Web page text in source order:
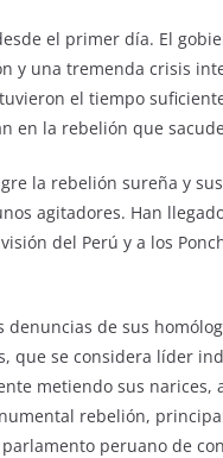
el primer día. El
y una tremenda crisis
el tiempo
en la rebelión que
la rebelión sureña y
agitadores. Han
del Perú y a los
de sus
que se considera líder
metiendo sus narices,
rebelión,
peruano de